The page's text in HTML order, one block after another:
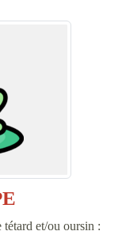
tétard et/ou oursin :